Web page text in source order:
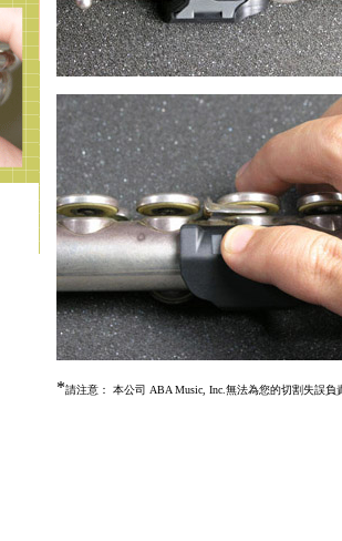
*請注意： 本公司 ABA Music, Inc.無法為您的切割失誤負